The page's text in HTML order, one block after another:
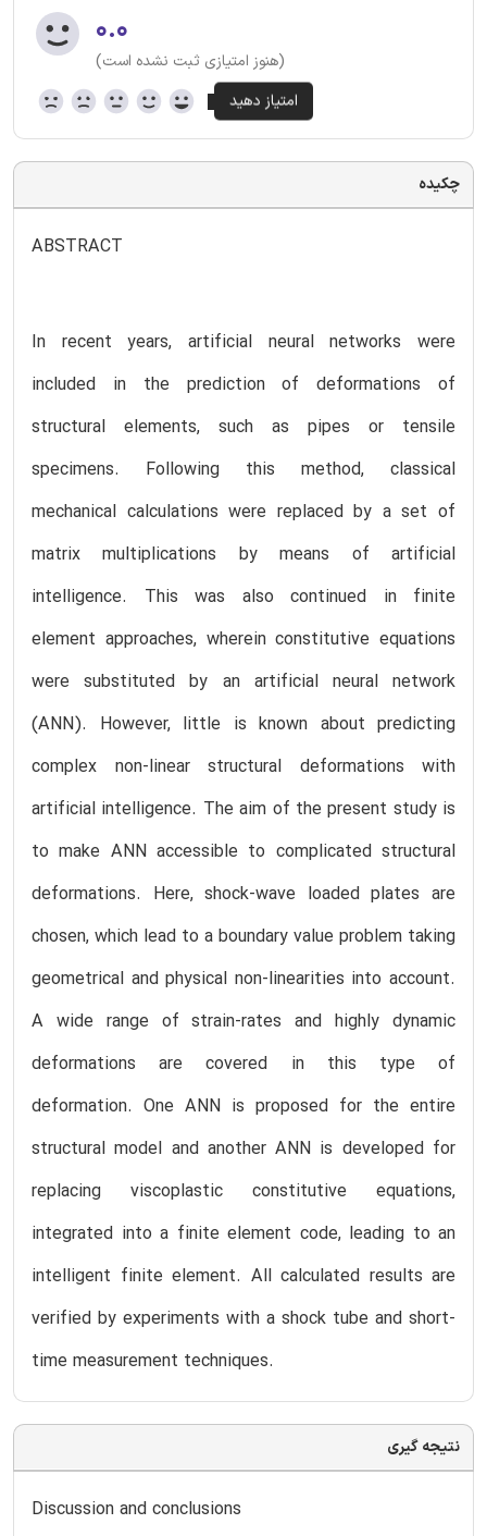
۰.۰
(هنوز امتیازی ثبت نشده است)
چکیده
ABSTRACT
In recent years, artificial neural networks were
included in the prediction of deformations of
structural elements, such as pipes or tensile
specimens. Following this method, classical
mechanical calculations were replaced by a set of
matrix multiplications by means of artificial
intelligence. This was also continued in finite
element approaches, wherein constitutive equations
were substituted by an artificial neural network
(ANN). However, little is known about predicting
complex non-linear structural deformations with
artificial intelligence. The aim of the present study is
to make ANN accessible to complicated structural
deformations. Here, shock-wave loaded plates are
chosen, which lead to a boundary value problem taking
geometrical and physical non-linearities into account.
A wide range of strain-rates and highly dynamic
deformations are covered in this type of
deformation. One ANN is proposed for the entire
structural model and another ANN is developed for
replacing viscoplastic constitutive equations,
integrated into a finite element code, leading to an
intelligent finite element. All calculated results are
verified by experiments with a shock tube and short-
time measurement techniques.
نتیجه گیری
Discussion and conclusions